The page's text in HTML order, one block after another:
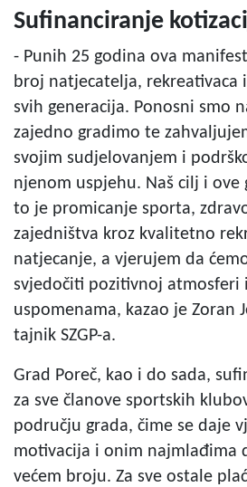
Sufinanciranje
- Punih 25 godina ova
broj natjecatelja,
svih generacija. Ponosni smo
zajedno gradimo te
svojim sudjelovanjem i
njenom uspjehu. Naš cilj i ove
to je promicanje sporta,
zajedništva kroz kvalitetno
natjecanje, a vjerujem da
svjedočiti pozitivnoj atmosferi
uspomenama, kazao je Zoran
tajnik SZGP-a.
Grad Poreč, kao i do sada,
za sve članove sportskih
području grada, čime se daje
motivacija i onim najmlađima
većem broju. Za sve ostale